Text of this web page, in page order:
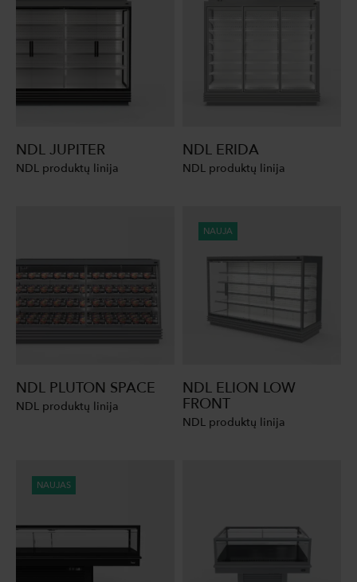
NDL JUPITER
NDL produktų linija
NDL ERIDA
NDL produktų linija
NDL PLUTON SPACE
NDL produktų linija
NAUJA
NDL ELION LOW
FRONT
NDL produktų linija
NAUJAS